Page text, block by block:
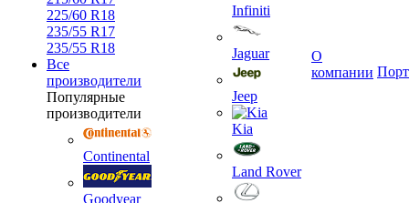
225/60 R18
235/55 R17
235/55 R18
Все
производители
Популярные
производители
Continental
Goodyear
Infiniti
Jaguar
Jeep
Kia
Land Rover
О
компании